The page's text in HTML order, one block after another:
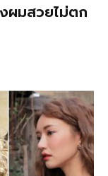
ผมสวยไม่ตก